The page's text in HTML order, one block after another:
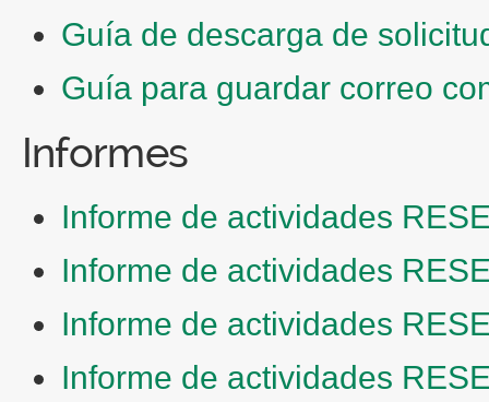
Guía de descarga de
Guía para guardar correo
Informes
Informe de actividades
Informe de actividades
Informe de actividades
Informe de actividades